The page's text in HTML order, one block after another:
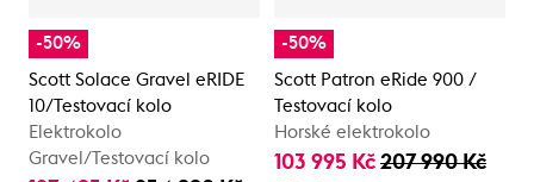
-50%
Scott Solace Gravel eRIDE
10/Testovací kolo
Elektrokolo
Gravel/Testovací kolo
-50%
Scott Patron eRide 900 /
Testovací kolo
Horské elektrokolo
103 995 Kč 207 990 Kč